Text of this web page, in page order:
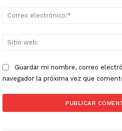
Guardar mi nombre, correo
navegador la próxima vez que